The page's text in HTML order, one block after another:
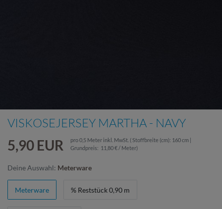
VISKOSEJERSEY MARTHA - NAVY
5,90 EUR pro0,5 Meter inkl. MwSt. ( Stoffbreite (cm): 160 cm |
Grundpreis: 11,80 € / Meter)
Deine Auswahl: Meterware
Meterware % Reststück 0,90 m